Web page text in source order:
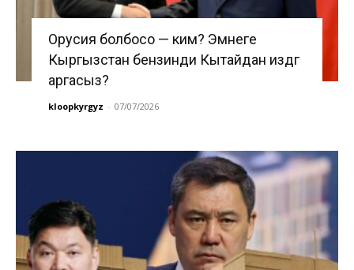
Орусия болбосо — ким? Эмнеге
Кыргызстан бензинди Кытайдан издөөгө
аргасыз?
kloopkyrgyz - 07/07/2026